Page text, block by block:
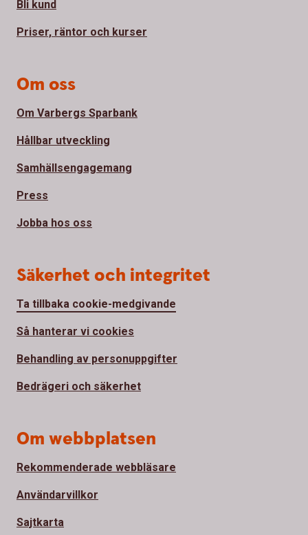
Bli kund
Priser, räntor och kurser
Om oss
Om Varbergs Sparbank
Hållbar utveckling
Samhällsengagemang
Press
Jobba hos oss
Säkerhet och integritet
Ta tillbaka cookie-medgivande
Så hanterar vi cookies
Behandling av personuppgifter
Bedrägeri och säkerhet
Om webbplatsen
Rekommenderade webbläsare
Användarvillkor
Sajtkarta